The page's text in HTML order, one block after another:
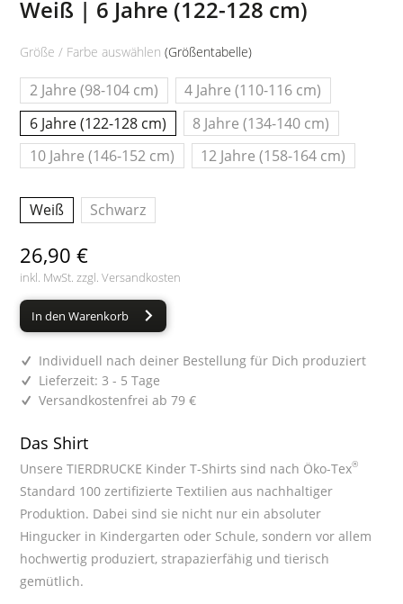
Weiß | 6 Jahre (122-128 cm)
Größe / Farbe auswählen(Größentabelle)
2 Jahre (98-104 cm)
4 Jahre (110-116 cm)
6 Jahre (122-128 cm)
8 Jahre (134-140 cm)
10 Jahre (146-152 cm)
12 Jahre (158-164 cm)
Weiß Schwarz
26,90 €
inkl. MwSt. zzgl.Versandkosten
In den Warenkorb
Individuell nach deiner Bestellung für Dich produziert
Lieferzeit: 3 - 5 Tage
Versandkostenfrei ab 79 €
Das Shirt
Unsere TIERDRUCKE Kinder T-Shirts sind nach Öko-Tex®
Standard 100 zertifizierte Textilien aus nachhaltiger
Produktion. Dabei sind sie nicht nur ein absoluter
Hingucker in Kindergarten oder Schule, sondern vor allem
hochwertig produziert, strapazierfähig und tierisch
gemütlich.